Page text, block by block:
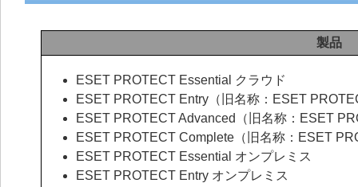
製品
ESET PROTECT Essential クラウド
ESET PROTECT Entry（旧名称：ESET
ESET PROTECT Advanced（旧名称：ESET
ESET PROTECT Complete（旧名称：ESET
ESET PROTECT Essential オンプレミス
ESET PROTECT Entry オンプレミス